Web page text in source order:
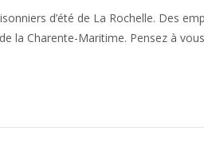
d’été de La Rochelle. Des
la Charente-Maritime. Pensez à